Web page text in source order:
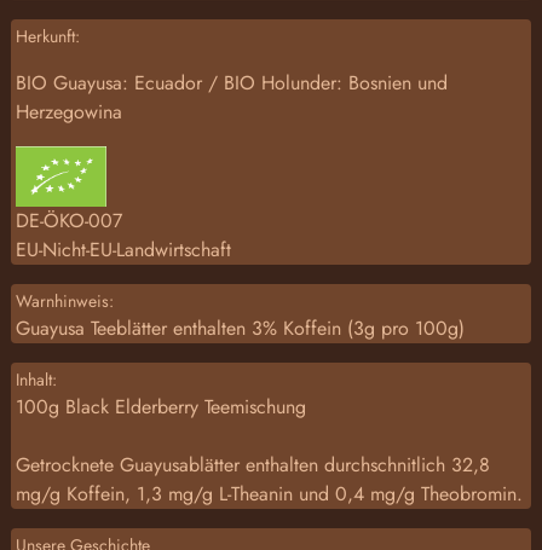
Herkunft:
BIO Guayusa: Ecuador / BIO Holunder: Bosnien und
Herzegowina
DE-ÖKO-007
EU-Nicht-EU-Landwirtschaft
Warnhinweis:
Guayusa Teeblätter enthalten 3% Koffein (3g pro 100g)
Inhalt:
100g Black Elderberry Teemischung
Getrocknete Guayusablätter enthalten durchschnitlich 32,8
mg/g Koffein, 1,3 mg/g L-Theanin und 0,4 mg/g Theobromin.
Unsere Geschichte